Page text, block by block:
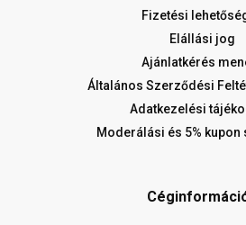
Fizetési
Elállási jog
Ajánlatkérés
Általános Szerződési
Adatkezelési
Moderálási és 5% kupon